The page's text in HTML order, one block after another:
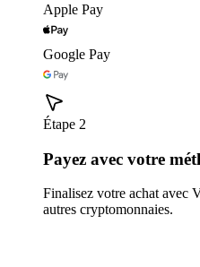
Apple Pay
Google Pay
Étape 2
Payez avec votre
Finalisez votre achat avec
autres cryptomonnaies.